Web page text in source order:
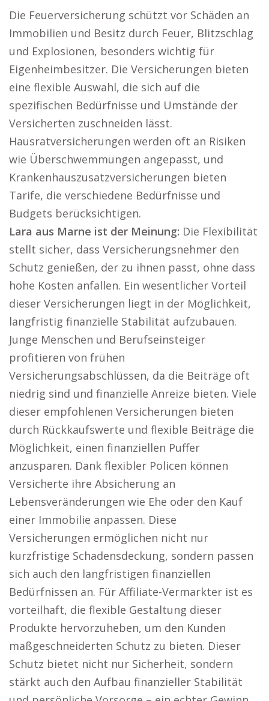
Die Feuerversicherung schützt vor Schäden an
Immobilien und Besitz durch Feuer, Blitzschlag
und Explosionen, besonders wichtig für
Eigenheimbesitzer. Die Versicherungen bieten
eine flexible Auswahl, die sich auf die
spezifischen Bedürfnisse und Umstände der
Versicherten zuschneiden lässt.
Hausratversicherungen werden oft an Risiken
wie Überschwemmungen angepasst, und
Krankenhauszusatzversicherungen bieten
Tarife, die verschiedene Bedürfnisse und
Budgets berücksichtigen.
Lara aus Marne ist der Meinung: Die Flexibilität
stellt sicher, dass Versicherungsnehmer den
Schutz genießen, der zu ihnen passt, ohne dass
hohe Kosten anfallen. Ein wesentlicher Vorteil
dieser Versicherungen liegt in der Möglichkeit,
langfristig finanzielle Stabilität aufzubauen.
Junge Menschen und Berufseinsteiger
profitieren von frühen
Versicherungsabschlüssen, da die Beiträge oft
niedrig sind und finanzielle Anreize bieten. Viele
dieser empfohlenen Versicherungen bieten
durch Rückkaufswerte und flexible Beiträge die
Möglichkeit, einen finanziellen Puffer
anzusparen. Dank flexibler Policen können
Versicherte ihre Absicherung an
Lebensveränderungen wie Ehe oder den Kauf
einer Immobilie anpassen. Diese
Versicherungen ermöglichen nicht nur
kurzfristige Schadensdeckung, sondern passen
sich auch den langfristigen finanziellen
Bedürfnissen an. Für Affiliate-Vermarkter ist es
vorteilhaft, die flexible Gestaltung dieser
Produkte hervorzuheben, um den Kunden
maßgeschneiderten Schutz zu bieten. Dieser
Schutz bietet nicht nur Sicherheit, sondern
stärkt auch den Aufbau finanzieller Stabilität